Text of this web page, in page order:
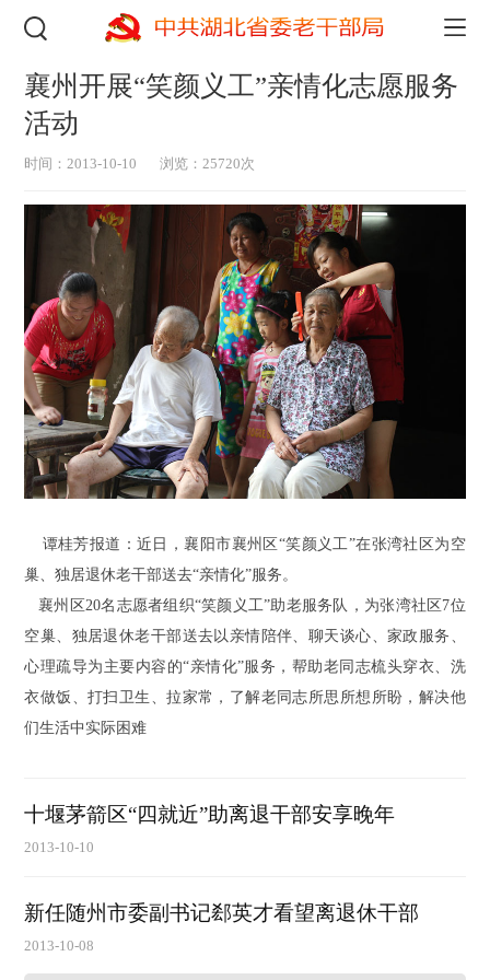
襄州开展“笑颜义工”亲情化志愿服务
活动
时间：2013-10-10 浏览：25720次
谭桂芳报道：近日，襄阳市襄州区“笑颜义工”在张湾社区为空
巢、独居退休老干部送去“亲情化”服务。
襄州区20名志愿者组织“笑颜义工”助老服务队，为张湾社区7位
空巢、独居退休老干部送去以亲情陪伴、聊天谈心、家政服务、
心理疏导为主要内容的“亲情化”服务，帮助老同志梳头穿衣、洗
衣做饭、打扫卫生、拉家常，了解老同志所思所想所盼，解决他
们生活中实际困难
十堰茅箭区“四就近”助离退干部安享晚年
2013-10-10
新任随州市委副书记郄英才看望离退休干部
2013-10-08